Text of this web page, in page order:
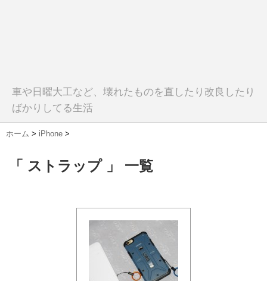
車や日曜大工など、壊れたものを直したり改良したり
ばかりしてる生活
ホーム > iPhone >
「 ストラップ 」 一覧